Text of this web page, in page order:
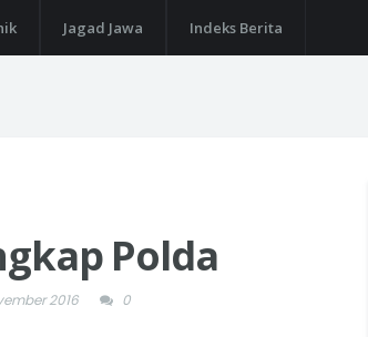
Jagad Jawa Indeks Berita
Polda
2016 0